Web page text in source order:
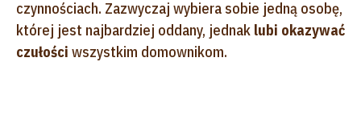
czynnościach. Zazwyczaj wybiera sobie jedną osobę,
której jest najbardziej oddany, jednak lubi okazywać
czułości wszystkim domownikom.